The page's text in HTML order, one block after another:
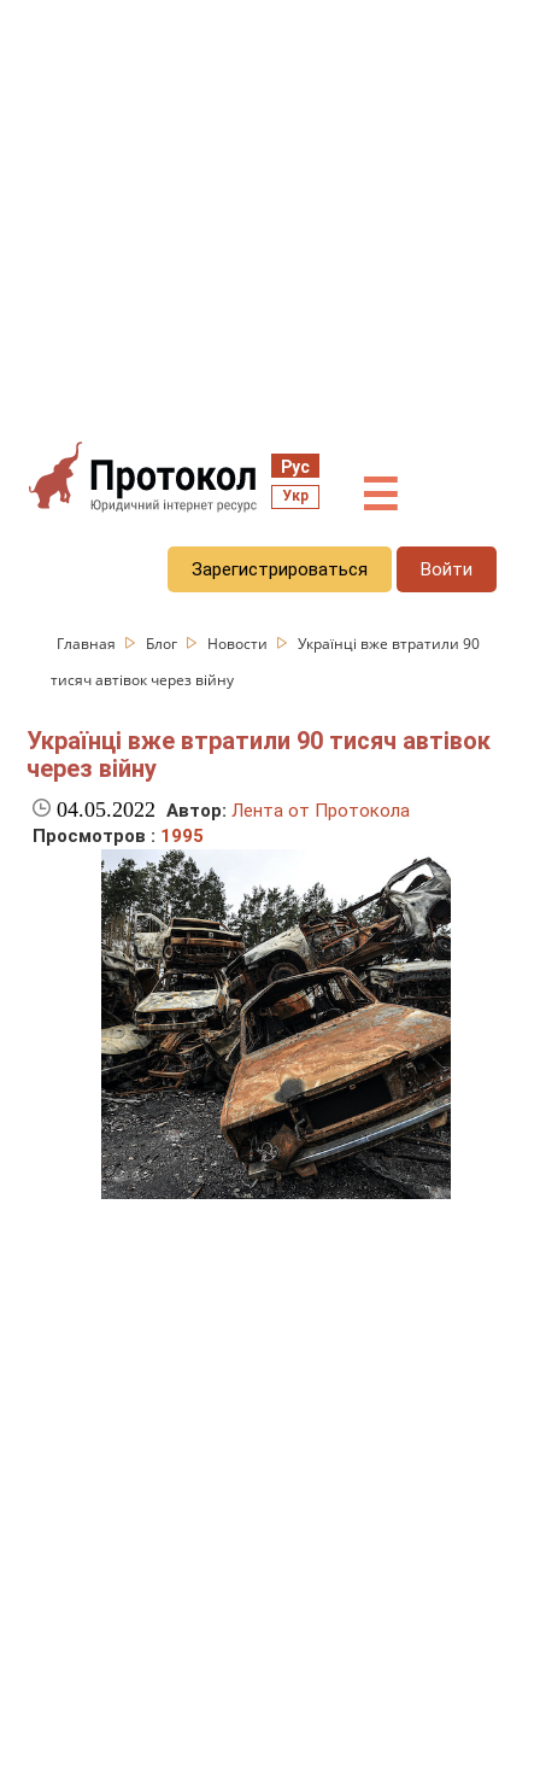
Рус
Укр ☰
Зарегистрироваться Войти
Главная Блог Новости
Українці вже втратили 90
тисяч автівок через війну
Українці вже втратили 90 тисяч автівок
через війну
04.05.2022 Автор: Лента от Протокола
Просмотров : 1995